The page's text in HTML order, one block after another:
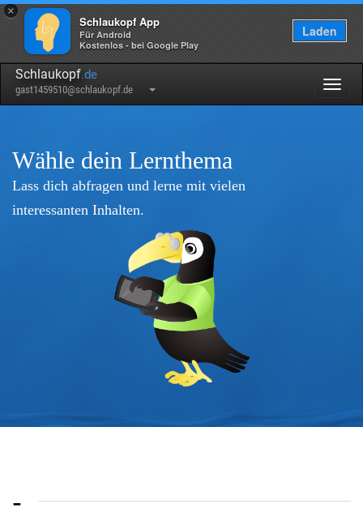
×
Schlaukopf App
Für Android
Kostenlos - bei Google Play
Laden
Schlaukopf.de
gast1459510@schlaukopf.de
Wähle dein Lernthema
Lass dich abfragen und lerne mit vielen
interessanten Inhalten.
-